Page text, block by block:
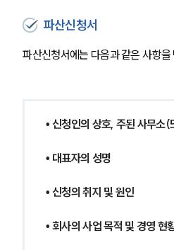
대륜의 강
오시는 길
글로벌 파트
고객의 소
파산신청서
파산신청서에는 다음과 같은 사항을
• 신청인의 상호, 주된 사무소(
• 대표자의 성명
• 신청의 취지 및 원인
• 회사의 사업 목적 및 경영 현